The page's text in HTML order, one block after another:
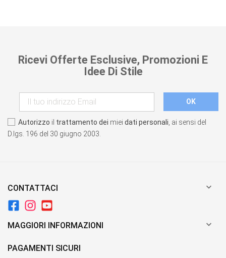
Ricevi Offerte Esclusive, Promozioni E
Idee Di Stile
Autorizzo il trattamento dei miei dati personali , ai sensi del
D.lgs. 196 del 30 giugno 2003.
CONTATTACI 
MAGGIORI INFORMAZIONI 
PAGAMENTI SICURI